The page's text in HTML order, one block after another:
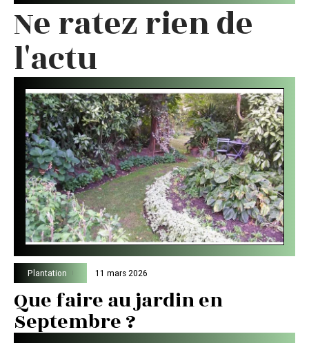
Ne ratez rien de
l'actu
Plantation 11 mars 2026
Que faire au jardin en
Septembre ?